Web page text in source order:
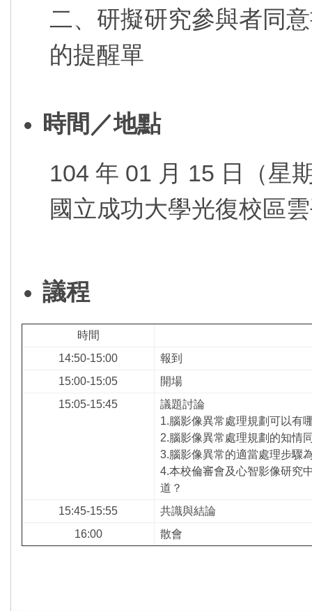
二、研擬研究參與者同
的提醒單
時間／地點
104 年 01 月 15 日（星
國立成功大學光復校區
議程
時間
14:50-15:00
報到
15:00-15:05
開場
15:05-15:45
議題討論
1.腦影像異常處理規劃可以有
2.腦影像異常處理規劃的知情
3.腦影像異常的適當處理步驟
4.本校倫審會及心智影像研究
道？
15:45-15:55
共識與結論
16:00
散會